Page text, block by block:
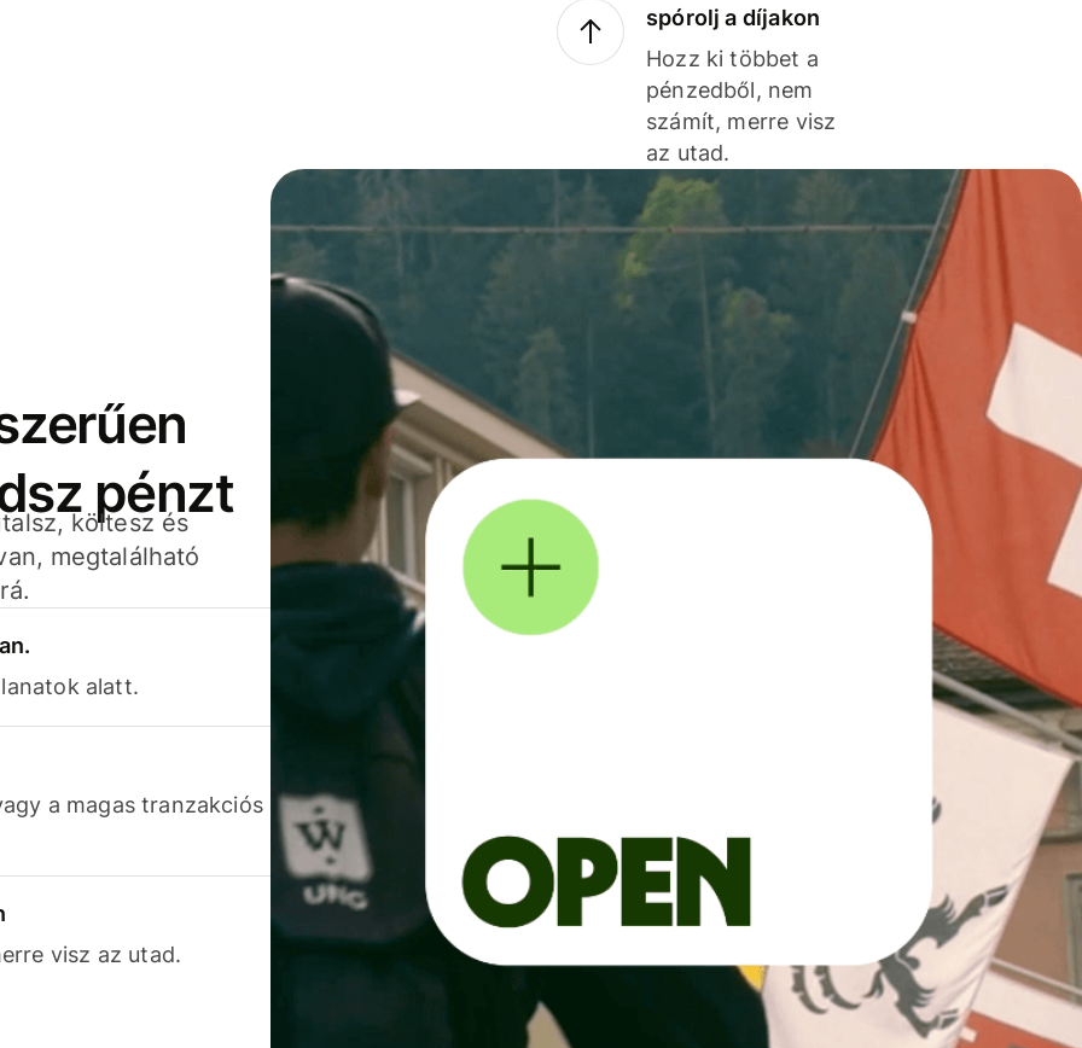
spórolj a díjakon
Hozz ki többet a
pénzedből, nem
számít, merre visz
az utad.
pénzt
költesz és
megtalálható
alatt.
a magas tranzakciós
visz az utad.